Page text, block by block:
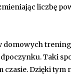
liczbę
domowych
Taki
Dzięki